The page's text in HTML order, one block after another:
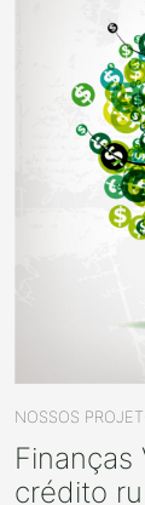
NOSSOS
crédito